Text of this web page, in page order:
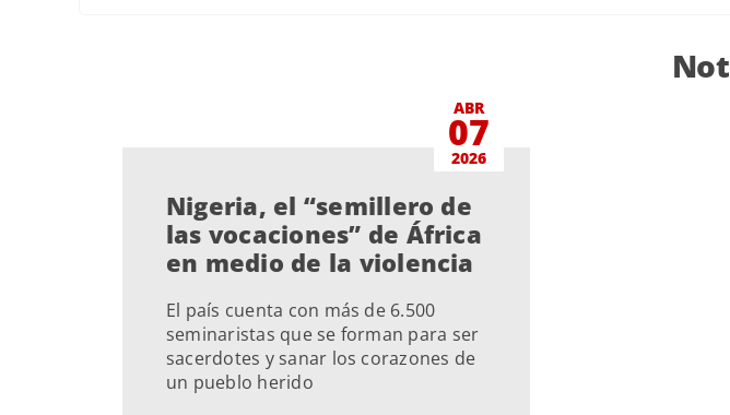
ABR
07
2026
Nigeria, el “semillero de
las vocaciones” de África
en medio de la violencia
El país cuenta con más de 6.500
seminaristas que se forman para ser
sacerdotes y sanar los corazones de
un pueblo herido